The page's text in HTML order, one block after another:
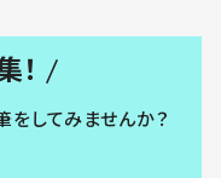
！
をしてみませんか？